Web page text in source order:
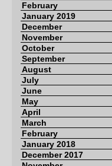
February
January 2019
December
November
October
September
August
July
June
May
April
March
February
January 2018
December 2017